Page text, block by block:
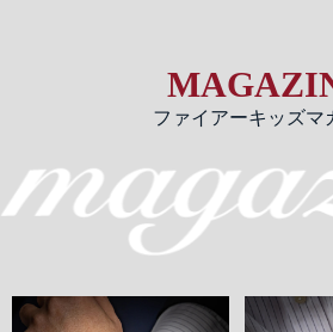
ファイアーキッズマ